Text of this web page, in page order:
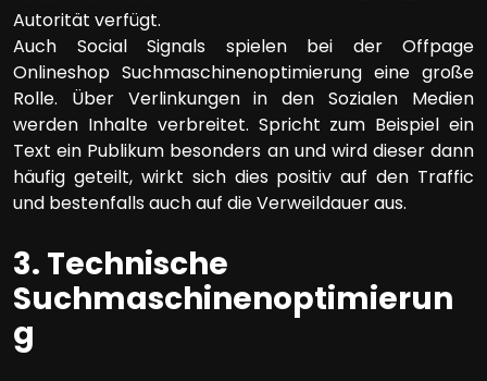
Autorität verfügt.
Auch Social Signals spielen bei der Offpage
Onlineshop Suchmaschinenoptimierung eine große
Rolle. Über Verlinkungen in den Sozialen Medien
werden Inhalte verbreitet. Spricht zum Beispiel ein
Text ein Publikum besonders an und wird dieser dann
häufig geteilt, wirkt sich dies positiv auf den Traffic
und bestenfalls auch auf die Verweildauer aus.
3. Technische
Suchmaschinenoptimierun
g